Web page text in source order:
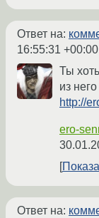
Ответ на:
16:55:31 +00:00
Ты
из
http://
ero-
Ответ на: